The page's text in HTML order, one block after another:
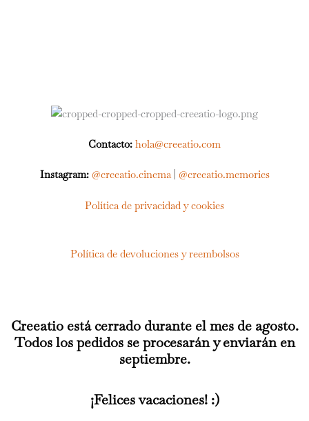
Contacto: hola@creeatio.com
Instagram: @creeatio.cinema| @creeatio.memories
Política de privacidad y cookies
Política de devoluciones y reembolsos
Creeatio está cerrado durante el mes de agosto.
Todos los pedidos se procesarán y enviarán en
septiembre.
¡Felices vacaciones! :)